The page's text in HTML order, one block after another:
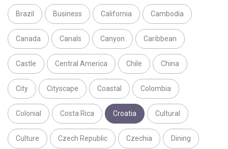
Brazil Business California Cambodia
Canada Canals Canyon Caribbean
Castle Central America Chile China
City Cityscape Coastal Colombia
Colonial Costa Rica Croatia Cultural
Culture Czech Republic Czechia Dining